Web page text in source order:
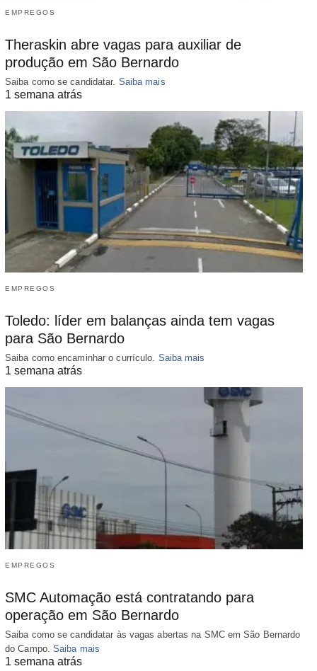
EMPREGOS
Theraskin abre vagas para auxiliar de
produção em São Bernardo
Saiba como se candidatar. Saiba mais
1 semana atrás
EMPREGOS
Toledo: líder em balanças ainda tem vagas
para São Bernardo
Saiba como encaminhar o currículo. Saiba mais
1 semana atrás
EMPREGOS
SMC Automação está contratando para
operação em São Bernardo
Saiba como se candidatar às vagas abertas na SMC em São Bernardo
do Campo. Saiba mais
1 semana atrás